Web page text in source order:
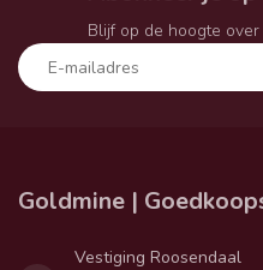
Blijf op de hoogte
Goldmine |
Vestiging Roosendaal